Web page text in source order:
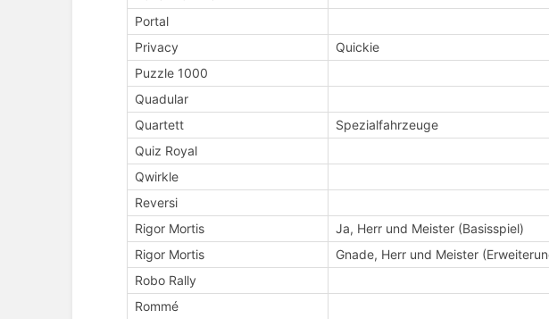
Portal
Privacy
Quickie
Puzzle 1000
Quadular
Quartett
Spezialfahrzeuge
Quiz Royal
Qwirkle
Reversi
Rigor Mortis
Ja, Herr und Meister (Basisspiel)
Rigor Mortis
Gnade, Herr und Meister
Robo Rally
Rommé